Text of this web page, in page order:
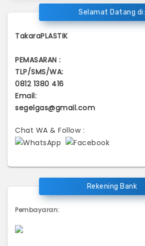
Selamat Datang di:
TakaraPLASTIK
PEMASARAN :
TLP/SMS/WA:
0812 1380 416
Email:
segelgas@gmail.com
Chat WA & Follow :
Rekening Bank
Pembayaran: